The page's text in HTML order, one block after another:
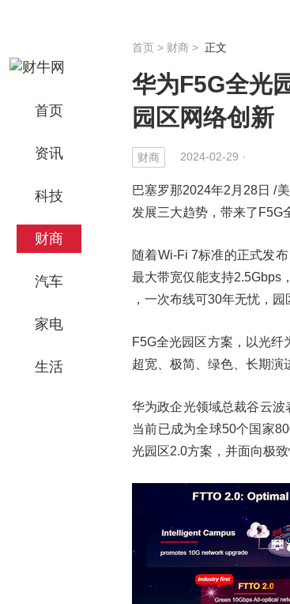
首页
资讯
科技
财商
汽车
家电
生活
首页 > 财商 > 正文
华为F5G全光
园区网络创新
财商 2024-02-29 ·
巴塞罗那2024年2月28日 /
发展三大趋势，带来了F5G
随着Wi-Fi 7标准的正式发
最大带宽仅能支持2.5Gbps
，一次布线可30年无忧，
F5G全光园区方案，以光
超宽、极简、绿色、长期演
华为政企光领域总裁谷云波
当前已成为全球50个国家
光园区2.0方案，并面向极